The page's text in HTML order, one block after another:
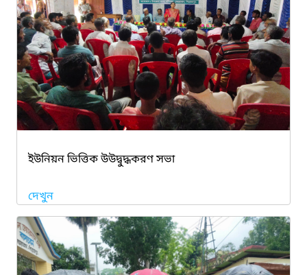
ইউনিয়ন ভিত্তিক উউদ্বুদ্ধকরণ সভা
দেখুন